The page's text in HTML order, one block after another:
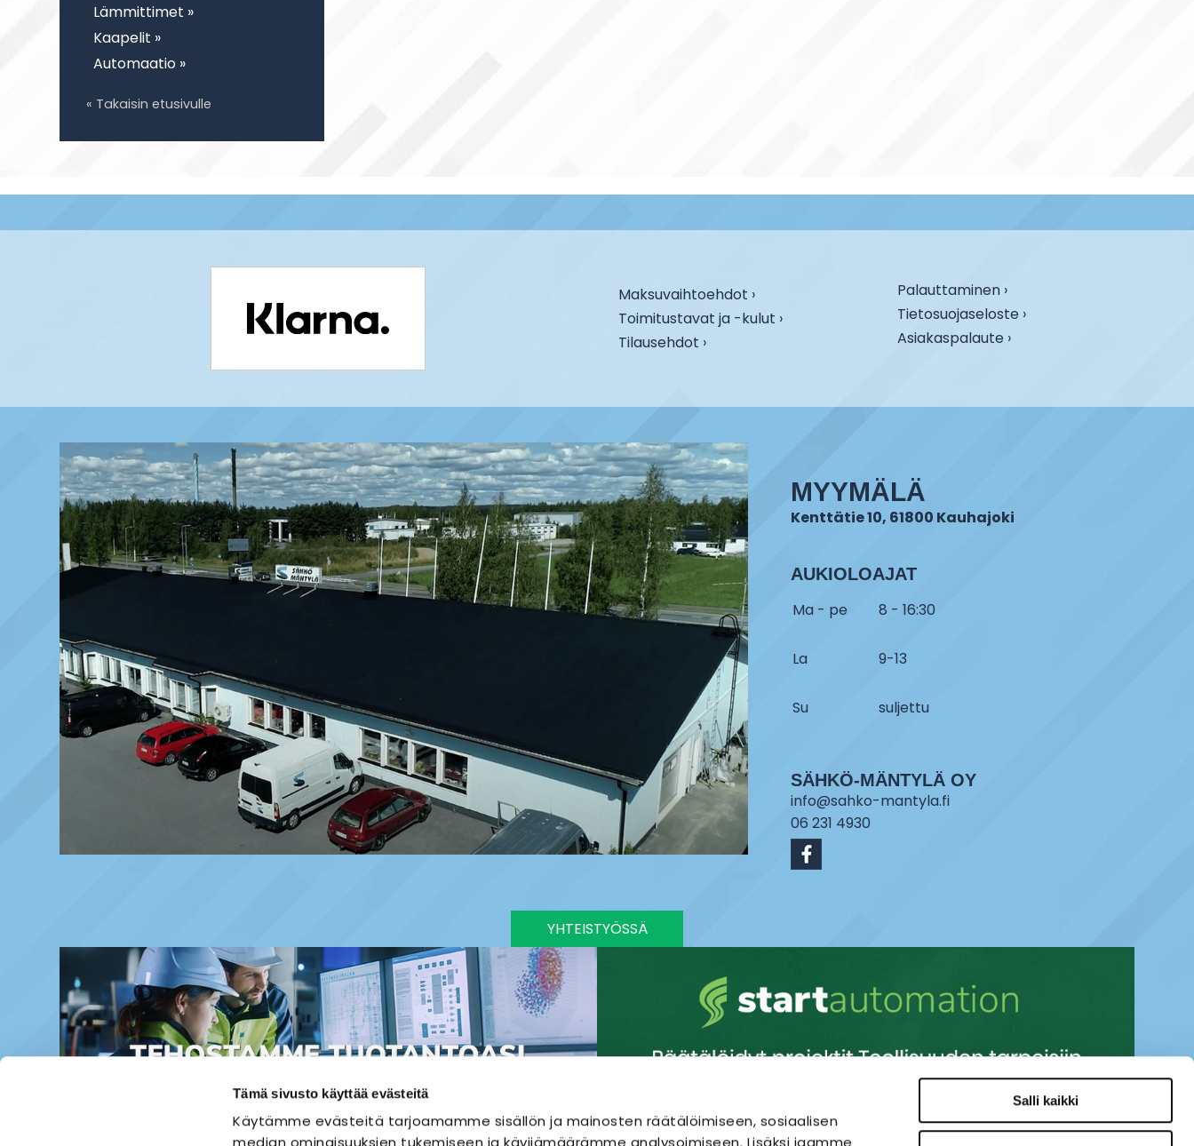
Tämä sivusto käyttää evästeitä
Käytämme evästeitä tarjoamamme sisällön ja mainosten räätälöimiseen, sosiaalisen
Salli kaikki
Lämmittimet »
Kaapelit »
Automaatio »
« Takaisin etusivulle
Maksuvaihtoehdot ›
Toimitustavat ja -kulut ›
Tilausehdot ›
Palauttaminen ›
Tietosuojaseloste ›
Asiakaspalaute ›
MYYMÄLÄ
Kenttätie 10, 61800 Kauhajoki
AUKIOLOAJAT
Ma - pe 8 - 16:30
La 9-13
Su suljettu
SÄHKÖ-MÄNTYLÄ OY
info@sahko-mantyla.fi
06 231 4930
YHTEISTYÖSSÄ